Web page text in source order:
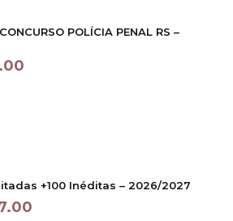
POLÍCIA PENAL RS –
+100 Inéditas – 2026/2027